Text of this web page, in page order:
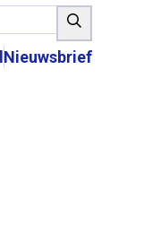
Nieuwsbrief
Zoeken